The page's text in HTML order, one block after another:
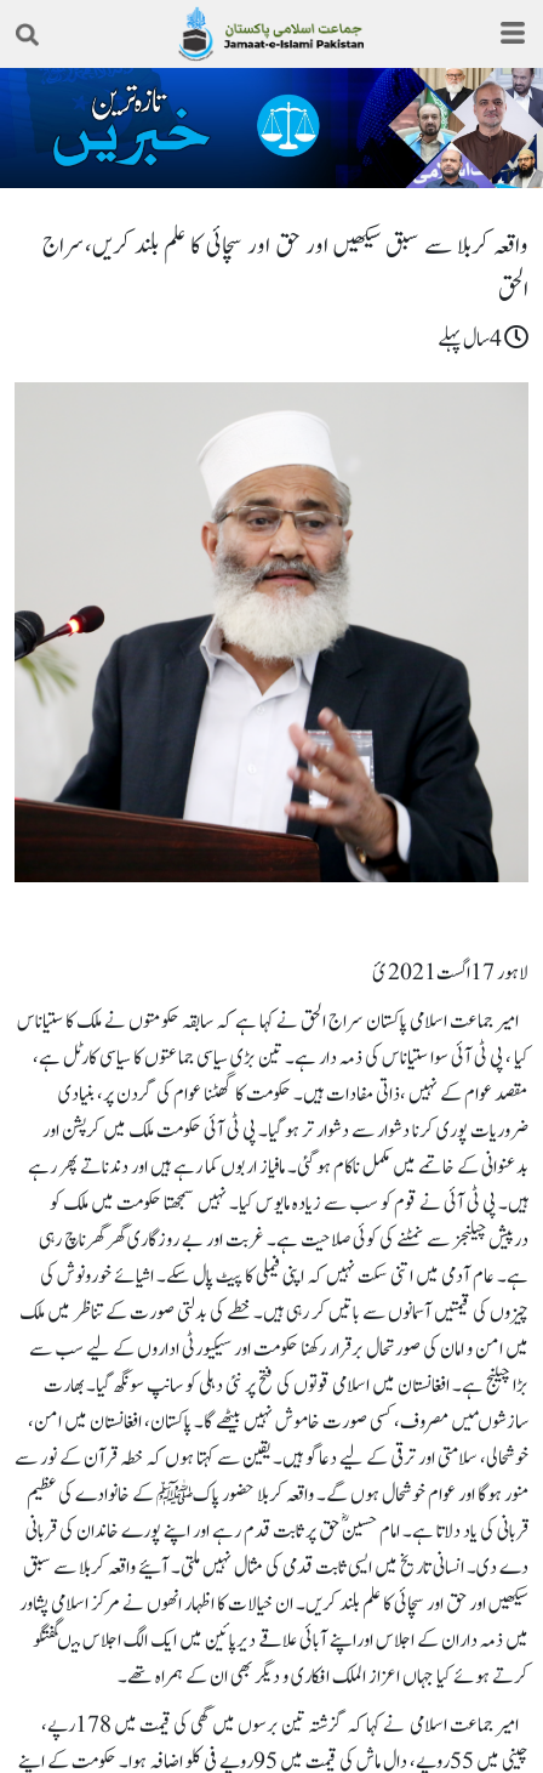
واقعہ کربلا سے سبق سیکھیں اور حق اور سچائی کا علم بلند کریں،سراج
الحق
لاہور 17اگست2021 ئ
امیر جماعت اسلامی پاکستان سراج الحق نے کہا ہے کہ سابقہ حکومتوں نے ملک کا ستیاناس
کیا ، پی ٹی آئی سوا ستیاناس کی ذمہ دار ہے۔ تین بڑی سیاسی جماعتوں کا سیاسی کارٹل ہے،
مقصد عوام کے نہیں ،ذاتی مفادات ہیں۔ حکومت کا گھٹنا عوام کی گردن پر، بنیادی
ضروریات پوری کرنا دشوار سے دشوار تر ہو گیا۔ پی ٹی آئی حکومت ملک میں کرپشن اور
بدعنوانی کے خاتمے میں مکمل ناکام ہو گئی۔ مافیاز اربوں کما رہے ہیں اور دندناتے پھر رہے
ہیں۔ پی ٹی آئی نے قوم کو سب سے زیادہ مایوس کیا۔ نہیں سمجھتا حکومت میں ملک کو
درپیش چیلنجز سے نمٹنے کی کوئی صلاحیت ہے۔ غربت اور بے روزگاری گھر گھرناچ رہی
ہے۔ عام آدمی میں اتنی سکت نہیں کہ اپنی فیملی کا پیٹ پال سکے۔ اشیائے خورونوش کی
چیزوں کی قیمتیں آسمانوں سے باتیں کر رہی ہیں۔ خطے کی بدلتی صورت کے تناظر میں ملک
میں امن و امان کی صورتحال برقرار رکھنا حکومت اور سیکیورٹی اداروں کے لیے سب سے
بڑا چیلنج ہے۔ افغانستان میں اسلامی قوتوں کی فتح پر نئی دہلی کو سانپ سونگھ گیا۔ بھارت
سازشوںمیں مصروف، کسی صورت خاموش نہیں بیٹھے گا۔ پاکستان، افغانستان میں امن،
خوشحالی، سلامتی اور ترقی کے لیے دعاگو ہیں۔ یقین سے کہتا ہوں کہ خطہ قرآن کے نور سے
منور ہوگا اور عوام خوشحال ہوں گے۔ واقعہ کربلا حضور پاکﷺ کے خانوادے کی عظیم
قربانی کی یاد دلاتا ہے۔ امام حسینؓ حق پر ثابت قدم رہے اور اپنے پورے خاندان کی قربانی
دے دی۔ انسانی تاریخ میں ایسی ثابت قدمی کی مثال نہیں ملتی۔ آئیے واقعہ کربلا سے سبق
سیکھیں اور حق اور سچائی کا علم بلند کریں۔ ان خیالات کا اظہار انھوں نے مرکز اسلامی پشاور
میں ذمہ داران کے اجلاس اوراپنے آبائی علاقے دیرپائین میں ایک الگ اجلاس میںگفتگو
کرتے ہوئے کیا جہاں اعزاز الملک افکاری و دیگر بھی ان کے ہمراہ تھے۔
امیر جماعت اسلامی نے کہا کہ گزشتہ تین برسوں میں گھی کی قیمت میں 178رپے،
چینی میں 55روپے، دال ماش کی قیمت میں 95روپے فی کلو اضافہ ہوا۔ حکومت کے اپنے